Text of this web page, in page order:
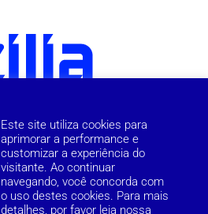
Este site utiliza cookies para
aprimorar a performance e
customizar a experiência do
visitante. Ao continuar
navegando, você concorda com
o uso destes cookies. Para mais
detalhes, por favor leia nossa